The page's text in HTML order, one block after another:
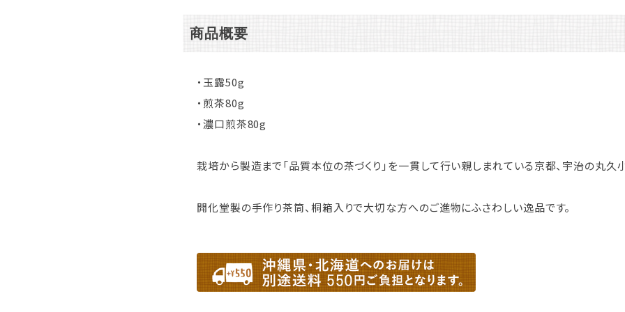
商品概要
・玉露50g
・煎茶80g
・濃口煎茶80g
栽培から製造まで「品質本位の茶づくり」を一貫して行い親しまれている京都、宇治の丸久
開化堂製の手作り茶筒、桐箱入りで大切な方へのご進物にふさわしい逸品です。